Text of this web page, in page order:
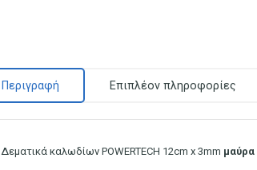
Περιγραφή Επιπλέον πληροφορίες
Δεματικά καλωδίων POWERTECH 12cm x 3mm μαύρα